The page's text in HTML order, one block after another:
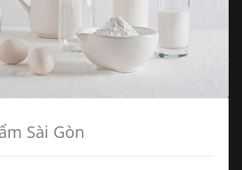
Sài Gòn